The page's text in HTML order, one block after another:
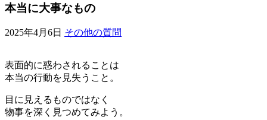
本当に大事なもの
2025年4月6日 その他の質問
表面的に惑わされることは
本当の行動を見失うこと。
目に見えるものではなく
物事を深く見つめてみよう。